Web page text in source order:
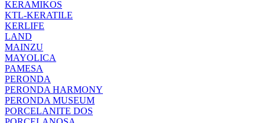
KERAMIKOS
KTL-KERATILE
KERLIFE
LAND
MAINZU
MAYOLICA
PAMESA
PERONDA
PERONDA HARMONY
PERONDA MUSEUM
PORCELANITE DOS